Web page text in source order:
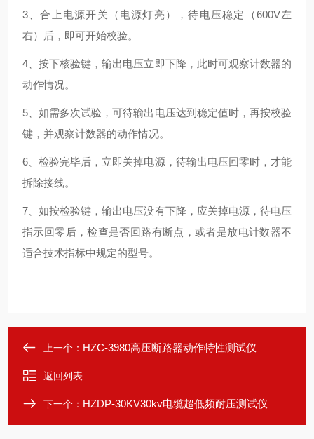
3、合上电源开关（电源灯亮），待电压稳定（600V左
右）后，即可开始校验。
4、按下核验键，输出电压立即下降，此时可观察计数器的
动作情况。
5、如需多次试验，可待输出电压达到稳定值时，再按校验
键，并观察计数器的动作情况。
6、检验完毕后，立即关掉电源，待输出电压回零时，才能
拆除接线。
7、如按检验键，输出电压没有下降，应关掉电源，待电压
指示回零后，检查是否回路有断点，或者是放电计数器不
适合技术指标中规定的型号。
上一个： HZC-3980高压断路器动作特性测试仪
返回列表
下一个： HZDP-30KV30kv电缆超低频耐压测试仪